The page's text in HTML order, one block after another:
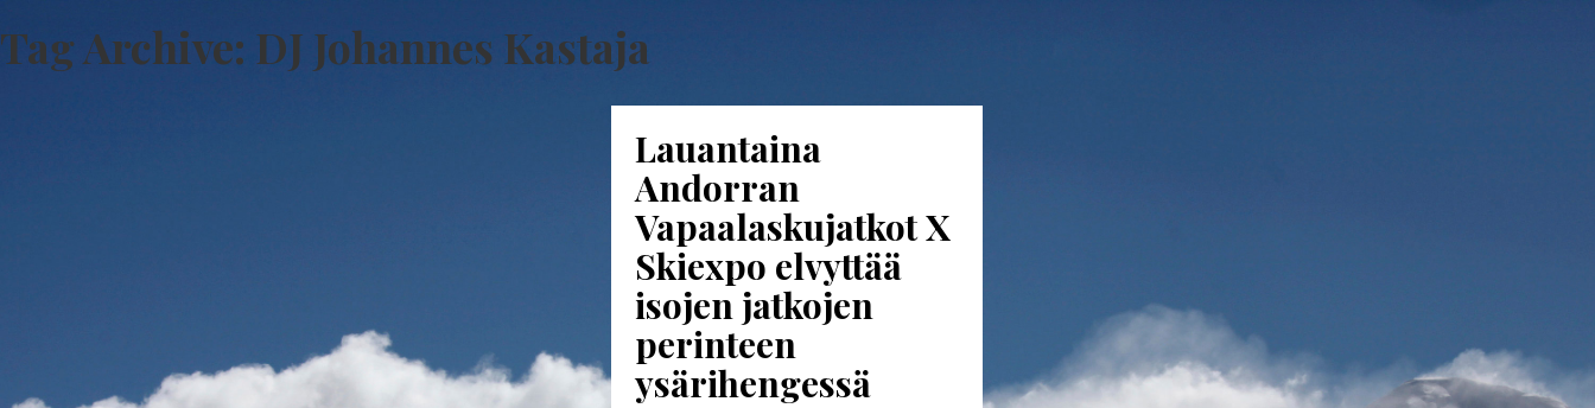
Tag Archive: DJ Johannes Kastaja
Lauantaina
Andorran
Vapaalaskujatkot X
Skiexpo elvyttää
isojen jatkojen
perinteen
ysärihengessä